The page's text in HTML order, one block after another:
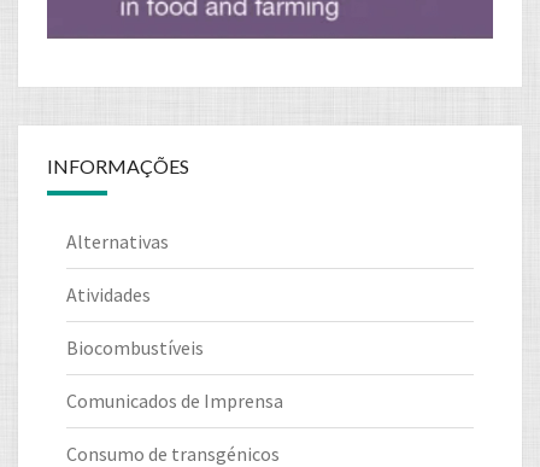
INFORMAÇÕES
Alternativas
Atividades
Biocombustíveis
Comunicados de Imprensa
Consumo de transgénicos